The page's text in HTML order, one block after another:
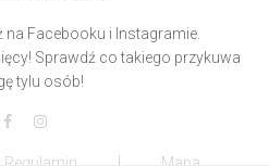
na Facebooku i Instagramie.
Sprawdź co takiego przykuwa
tylu osób!